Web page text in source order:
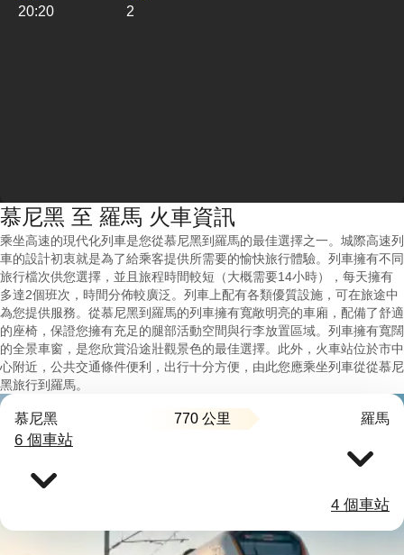
20:20 2
慕尼黑 至 羅馬 火車資訊
乘坐高速的現代化列車是您從慕尼黑到羅馬的最佳選擇之一。城際高速列
車的設計初衷就是為了給乘客提供所需要的愉快旅行體驗。列車擁有不同
旅行檔次供您選擇，並且旅程時間較短（大概需要14小時），每天擁有
多達2個班次，時間分佈較廣泛。列車上配有各類優質設施，可在旅途中
為您提供服務。從慕尼黑到羅馬的列車擁有寬敞明亮的車廂，配備了舒適
的座椅，保證您擁有充足的腿部活動空間與行李放置區域。列車擁有寬闊
的全景車窗，是您欣賞沿途壯觀景色的最佳選擇。此外，火車站位於市中
心附近，公共交通條件便利，出行十分方便，由此您應乘坐列車從從慕尼
黑旅行到羅馬。
慕尼黑 770 公里 羅馬
6 個車站
4 個車站